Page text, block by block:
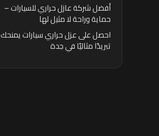
أفضل شركة عازل حراري للسيارات –
حماية وراحة لا مثيل لها
احصل على عزل حراري سيارات يمنحك
تبريدًا مثاليًا في جدة